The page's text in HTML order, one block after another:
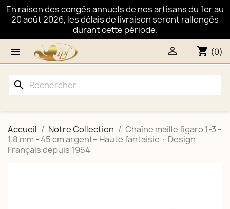
En raison des congés annuels de nos artisans du 1er au
20 août 2026, les délais de livraison seront rallongés
durant cette période.
 shopping_cart (0)

search
Accueil Notre Collection
Chaîne maille figaro 1-3 -
1.8 mm - 45 cm argent– Haute fantaisie · Design
Français depuis 1954